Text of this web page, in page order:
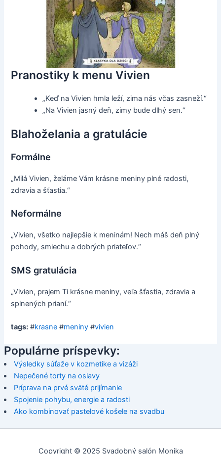
Pranostiky k menu Vivien
„Keď na Vivien hmla leží, zima nás včas zasneží.“
„Na Vivien jasný deň, zimy bude dlhý sen.“
Blahoželania a gratulácie
Formálne
„Milá Vivien, želáme Vám krásne meniny plné radosti,
zdravia a šťastia.“
Neformálne
„Vivien, všetko najlepšie k meninám! Nech máš deň plný
pohody, smiechu a dobrých priateľov.“
SMS gratulácia
„Vivien, prajem Ti krásne meniny, veľa šťastia, zdravia a
splnených prianí.“
tags: #krasne #meniny #vivien
Populárne príspevky:
Výsledky súťaže v kozmetike a vizáži
Nepečené torty na oslavy
Príprava na prvé sväté prijímanie
Spojenie pohybu, energie a radosti
Ako kombinovať pastelové košele na svadbu
Copyright © 2025 Svadobný salón Monika